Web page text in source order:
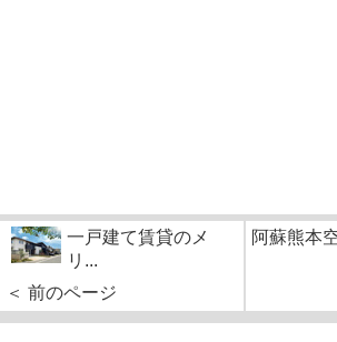
一戸建て賃貸のメ
リ...
＜ 前のページ
阿蘇熊本